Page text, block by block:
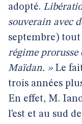
adopté.
souverain avec
septembre) tout
régime
Maïdan. »Le
trois années
En effet, M.
l’est et au sud